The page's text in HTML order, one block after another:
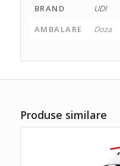
BRAND
UDI
AMBALARE
Doza
Produse similare